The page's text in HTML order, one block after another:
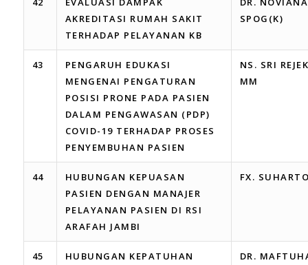
AKREDITASI RUMAH SAKIT
TERHADAP PELAYANAN KB
SPOG(K)
43
PENGARUH EDUKASI
MENGENAI PENGATURAN
POSISI PRONE PADA PASIEN
DALAM PENGAWASAN (PDP)
COVID-19 TERHADAP PROSES
PENYEMBUHAN PASIEN
NS. SRI
MM
44
HUBUNGAN KEPUASAN
PASIEN DENGAN MANAJER
PELAYANAN PASIEN DI RSI
ARAFAH JAMBI
FX.
45
HUBUNGAN KEPATUHAN
DR.